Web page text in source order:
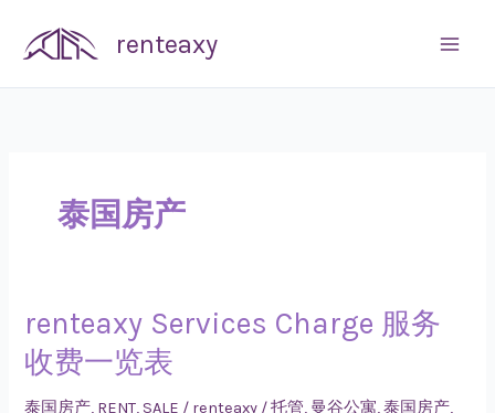
content
renteaxy
泰国房产
renteaxy Services Charge 服务
收费一览表
泰国房产, RENT, SALE / renteaxy /托管,曼谷公寓,泰国房产,
renteaxy
Services
Charge
服